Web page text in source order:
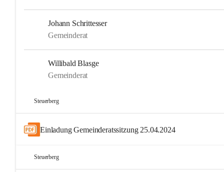
Johann Schrittesser
Gemeinderat
Willibald Blasge
Gemeinderat
Steuerberg
Einladung Gemeinderatssitzung 25.04.2024
Steuerberg